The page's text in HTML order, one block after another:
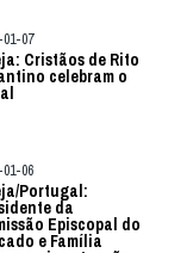
01-07
Cristãos de Rito
celebram o
01-06
Portugal:
da
Episcopal do
e Família